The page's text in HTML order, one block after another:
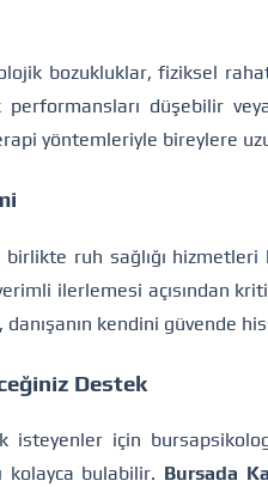
bozukluklar, fiziksel
performansları düşebilir
yöntemleriyle bireylere
ruh sağlığı
ilerlemesi açısından
danışanın kendini
Destek
isteyenler için
kolayca bulabilir. Bursada